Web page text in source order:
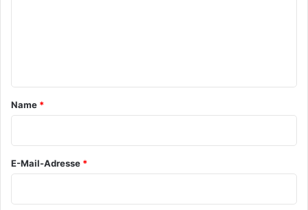
a
*
Name *
E-Mail-Adresse *